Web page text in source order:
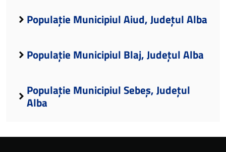
Populație Municipiul Aiud, Județul Alba
Populație Municipiul Blaj, Județul Alba
Populație Municipiul Sebeș, Județul
Alba